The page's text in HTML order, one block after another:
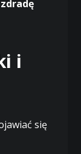
zdradę
i
się